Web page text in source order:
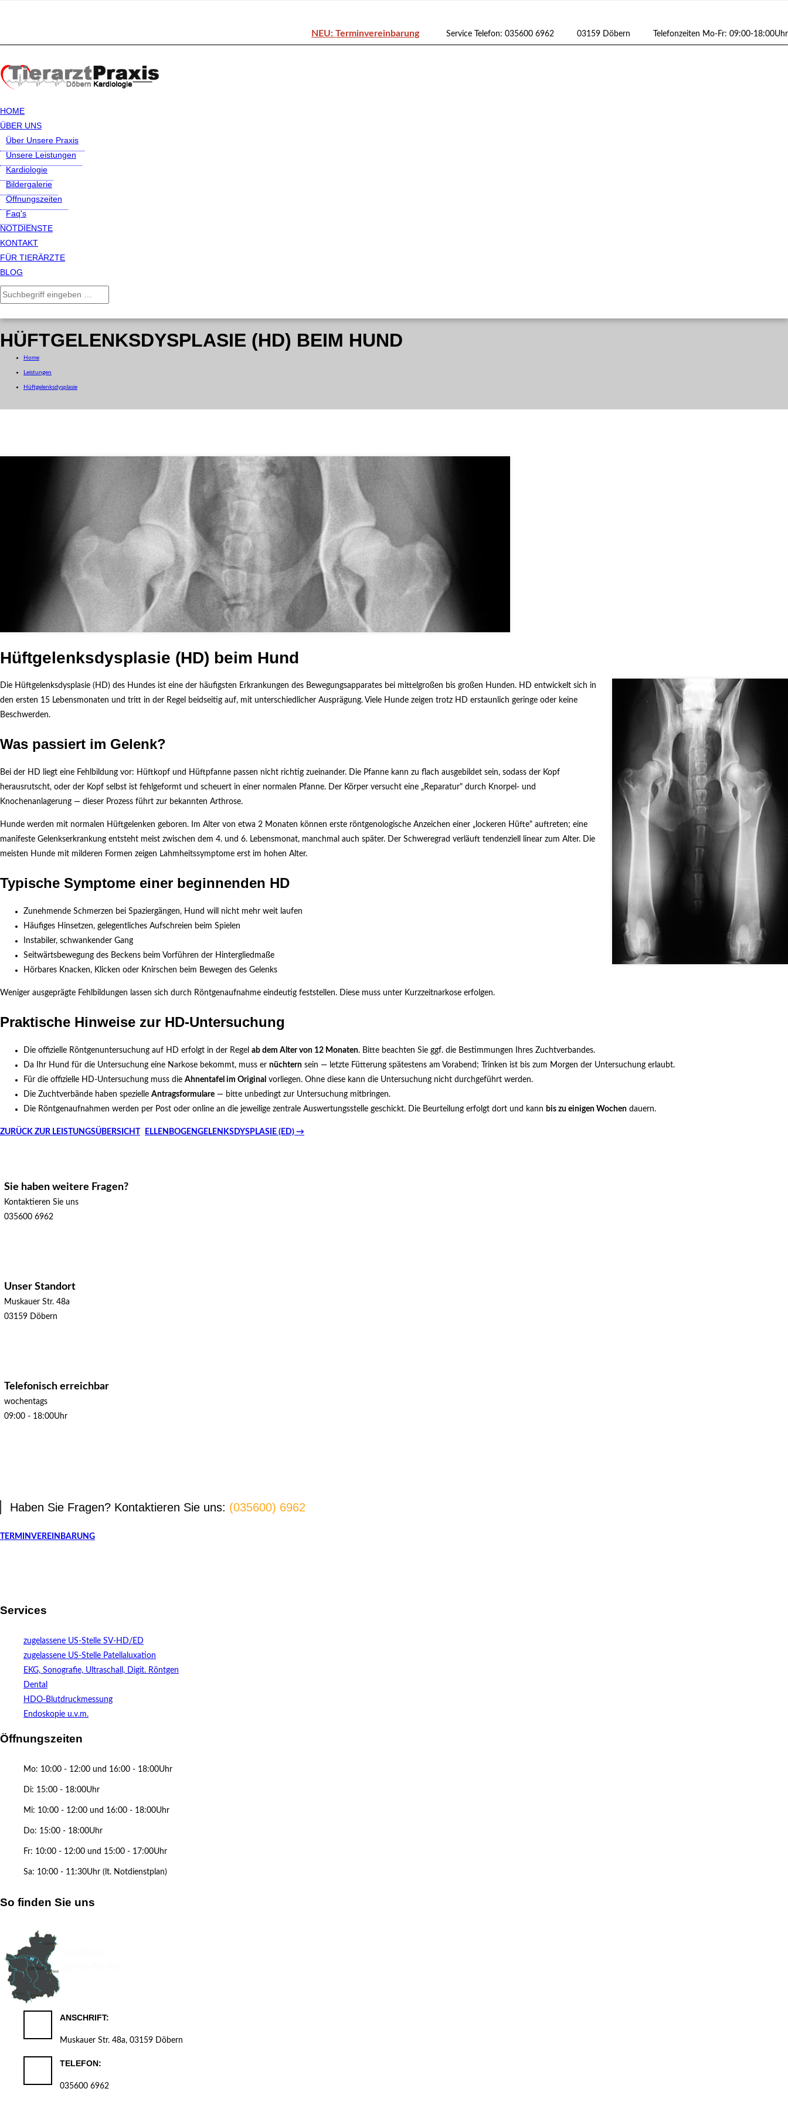
NEU: Terminvereinbarung Service Telefon: 035600 6962 03159 Döbern Telefonzeiten Mo-Fr: 09:00-18:00Uhr
HOME
ÜBER UNS
Über Unsere Praxis
Unsere Leistungen
Kardiologie
Bildergalerie
Öffnungszeiten
Faq's
NOTDIENSTE
KONTAKT
FÜR TIERÄRZTE
BLOG
HÜFTGELENKSDYSPLASIE (HD) BEIM HUND
Home
Leistungen
Hüftgelenksdysplasie
Hüftgelenksdysplasie (HD) beim Hund
Die Hüftgelenksdysplasie (HD) des Hundes ist eine der häufigsten Erkrankungen des Bewegungsapparates bei mittelgroßen bis großen Hunden. HD entwickelt sich in
den ersten 15 Lebensmonaten und tritt in der Regel beidseitig auf, mit unterschiedlicher Ausprägung. Viele Hunde zeigen trotz HD erstaunlich geringe oder keine
Beschwerden.
Was passiert im Gelenk?
Bei der HD liegt eine Fehlbildung vor: Hüftkopf und Hüftpfanne passen nicht richtig zueinander. Die Pfanne kann zu flach ausgebildet sein, sodass der Kopf
herausrutscht, oder der Kopf selbst ist fehlgeformt und scheuert in einer normalen Pfanne. Der Körper versucht eine „Reparatur" durch Knorpel- und
Knochenanlagerung — dieser Prozess führt zur bekannten Arthrose.
Hunde werden mit normalen Hüftgelenken geboren. Im Alter von etwa 2 Monaten können erste röntgenologische Anzeichen einer „lockeren Hüfte" auftreten; eine
manifeste Gelenkserkrankung entsteht meist zwischen dem 4. und 6. Lebensmonat, manchmal auch später. Der Schweregrad verläuft tendenziell linear zum Alter. Die
meisten Hunde mit milderen Formen zeigen Lahmheitssymptome erst im hohen Alter.
Typische Symptome einer beginnenden HD
Zunehmende Schmerzen bei Spaziergängen, Hund will nicht mehr weit laufen
Häufiges Hinsetzen, gelegentliches Aufschreien beim Spielen
Instabiler, schwankender Gang
Seitwärtsbewegung des Beckens beim Vorführen der Hintergliedmaße
Hörbares Knacken, Klicken oder Knirschen beim Bewegen des Gelenks
Weniger ausgeprägte Fehlbildungen lassen sich durch Röntgenaufnahme eindeutig feststellen. Diese muss unter Kurzzeitnarkose erfolgen.
Praktische Hinweise zur HD-Untersuchung
Die offizielle Röntgenuntersuchung auf HD erfolgt in der Regel ab dem Alter von 12 Monaten. Bitte beachten Sie ggf. die Bestimmungen Ihres Zuchtverbandes.
Da Ihr Hund für die Untersuchung eine Narkose bekommt, muss er nüchtern sein — letzte Fütterung spätestens am Vorabend; Trinken ist bis zum Morgen der Untersuchung erlaubt.
Für die offizielle HD-Untersuchung muss die Ahnentafel im Original vorliegen. Ohne diese kann die Untersuchung nicht durchgeführt werden.
Die Zuchtverbände haben spezielle Antragsformulare — bitte unbedingt zur Untersuchung mitbringen.
Die Röntgenaufnahmen werden per Post oder online an die jeweilige zentrale Auswertungsstelle geschickt. Die Beurteilung erfolgt dort und kann bis zu einigen Wochen dauern.
ZURÜCK ZUR LEISTUNGSÜBERSICHT ELLENBOGENGELENKSDYSPLASIE (ED) →
Sie haben weitere Fragen?
Kontaktieren Sie uns
035600 6962
Unser Standort
Muskauer Str. 48a
03159 Döbern
Telefonisch erreichbar
wochentags
09:00 - 18:00Uhr
Haben Sie Fragen? Kontaktieren Sie uns: (035600) 6962
TERMINVEREINBARUNG
Services
zugelassene US-Stelle SV-HD/ED
zugelassene US-Stelle Patellaluxation
EKG, Sonografie, Ultraschall, Digit. Röntgen
Dental
HDO-Blutdruckmessung
Endoskopie u.v.m.
Öffnungszeiten
Mo: 10:00 - 12:00 und 16:00 - 18:00Uhr
Di: 15:00 - 18:00Uhr
Mi: 10:00 - 12:00 und 16:00 - 18:00Uhr
Do: 15:00 - 18:00Uhr
Fr: 10:00 - 12:00 und 15:00 - 17:00Uhr
Sa: 10:00 - 11:30Uhr (lt. Notdienstplan)
So finden Sie uns
ANSCHRIFT:
Muskauer Str. 48a, 03159 Döbern
TELEFON:
035600 6962